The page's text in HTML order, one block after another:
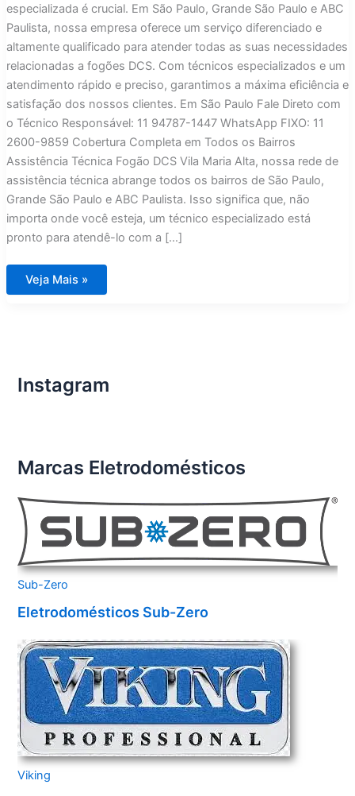
especializada é crucial. Em São Paulo, Grande São Paulo e ABC
Paulista, nossa empresa oferece um serviço diferenciado e
altamente qualificado para atender todas as suas necessidades
relacionadas a fogões DCS. Com técnicos especializados e um
atendimento rápido e preciso, garantimos a máxima eficiência e
satisfação dos nossos clientes. Em São Paulo Fale Direto com
o Técnico Responsável: 11 94787-1447 WhatsApp FIXO: 11
2600-9859 Cobertura Completa em Todos os Bairros
Assistência Técnica Fogão DCS Vila Maria Alta, nossa rede de
assistência técnica abrange todos os bairros de São Paulo,
Grande São Paulo e ABC Paulista. Isso significa que, não
importa onde você esteja, um técnico especializado está
pronto para atendê-lo com a […]
Assistência
Técnica
Veja Mais »
Instagram
Marcas Eletrodomésticos
Sub-Zero
Eletrodomésticos Sub-Zero
Viking